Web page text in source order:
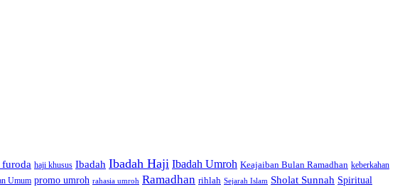
haji khusus Ibadah Ibadah Haji Ibadah Umroh Keajaiban Bulan Ramadhan keberkahan
Umum promo umroh rahasia umroh Ramadhan rihlah Sejarah Islam Sholat Sunnah Spiritual